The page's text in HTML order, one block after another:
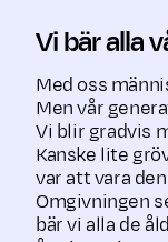
Vi bär alla
Med oss
Men vår
Vi blir gradvis
Kanske lite
var att vara
Omgivningen
bär vi alla de